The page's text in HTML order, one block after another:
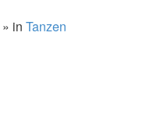
» in Tanzen